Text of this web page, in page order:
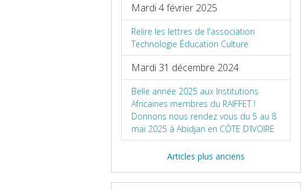
Mardi 4 février 2025
Relire les lettres de l'association
Technologie Éducation Culture
Mardi 31 décembre 2024
Belle année 2025 aux Institutions
Africaines membres du RAIFFET !
Donnons nous rendez vous du 5 au 8
mai 2025 à Abidjan en CÔTE D’IVOIRE
Articles plus anciens